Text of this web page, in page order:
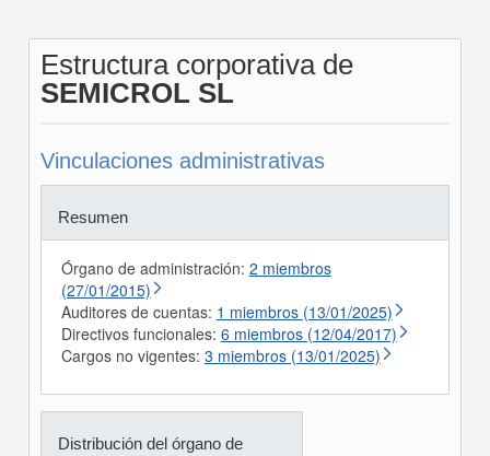
Estructura corporativa de
SEMICROL SL
Vinculaciones administrativas
Resumen
Órgano de administración: 2 miembros
(27/01/2015)
Auditores de cuentas: 1 miembros (13/01/2025)
Directivos funcionales: 6 miembros (12/04/2017)
Cargos no vigentes: 3 miembros (13/01/2025)
Distribución del órgano de